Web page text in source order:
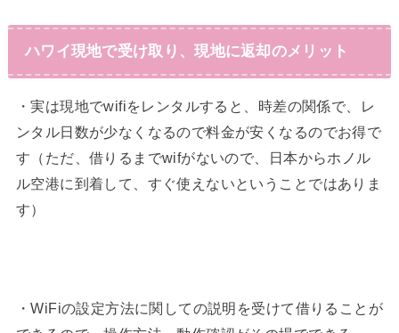
ハワイ現地で受け取り、現地に返却のメリット
・実は現地でwifiをレンタルすると、時差の関係で、レ
ンタル日数が少なくなるので料金が安くなるのでお得で
す（ただ、借りるまでwifがないので、日本からホノル
ル空港に到着して、すぐ使えないということではありま
す）
・WiFiの設定方法に関しての説明を受けて借りることが